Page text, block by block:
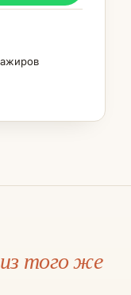
того же